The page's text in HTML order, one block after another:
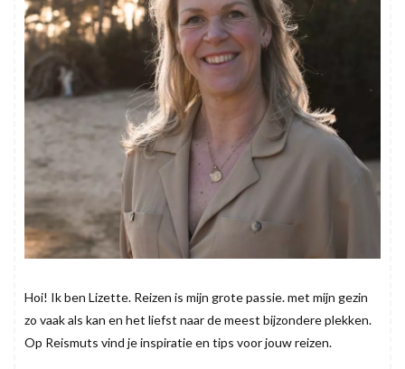
Hoi! Ik ben Lizette. Reizen is mijn grote passie. met mijn gezin
zo vaak als kan en het liefst naar de meest bijzondere plekken.
Op Reismuts vind je inspiratie en tips voor jouw reizen.